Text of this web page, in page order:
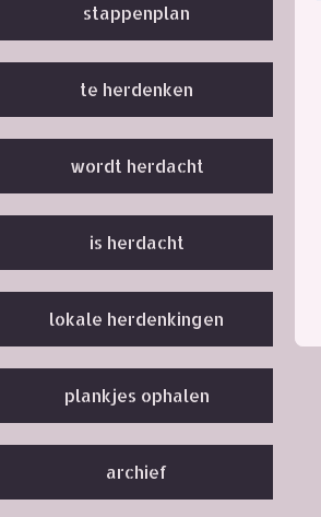
stappenplan
te herdenken
wordt herdacht
is herdacht
lokale herdenkingen
plankjes ophalen
archief